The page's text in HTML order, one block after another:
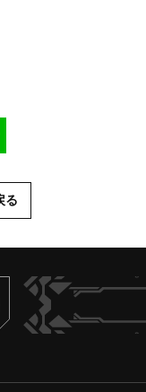
でシェアする
る
ヴァンガードch